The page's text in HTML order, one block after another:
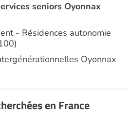
seniors Oyonnax
- Résidences autonomie
Oyonnax
en France